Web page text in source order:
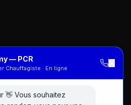
— PCR
Chauffagiste · En ligne
👋 Vous souhaitez